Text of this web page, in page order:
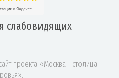
слабовидящих
проекта «Москва - столица